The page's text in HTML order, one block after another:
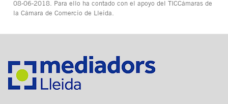
08-06-2018. Para ello ha contado con el apoyo del TICCámaras de
la Cámara de Comercio de Lleida.